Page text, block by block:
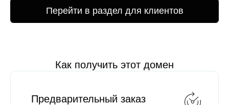
Перейти в раздел для клиентов
Как получить этот домен
Предварительный заказ